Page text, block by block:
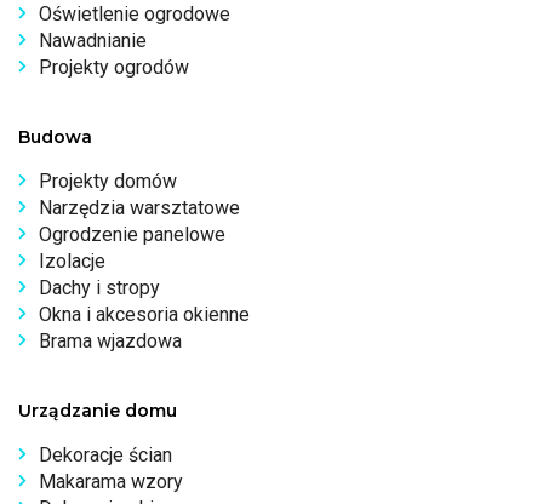
Oświetlenie ogrodowe
Nawadnianie
Projekty ogrodów
Budowa
Projekty domów
Narzędzia warsztatowe
Ogrodzenie panelowe
Izolacje
Dachy i stropy
Okna i akcesoria okienne
Brama wjazdowa
Urządzanie domu
Dekoracje ścian
Makarama wzory